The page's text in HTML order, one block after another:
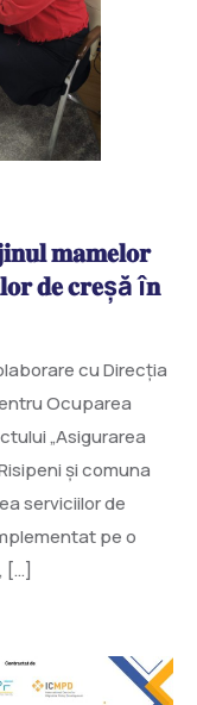
𝐦𝐚𝐦𝐞𝐥𝐨𝐫
𝐝𝐞 𝐜𝐫𝐞șă î𝐧
cu Direcția
Ocuparea
„Asigurarea
și comuna
serviciilor de
pe o
[…]